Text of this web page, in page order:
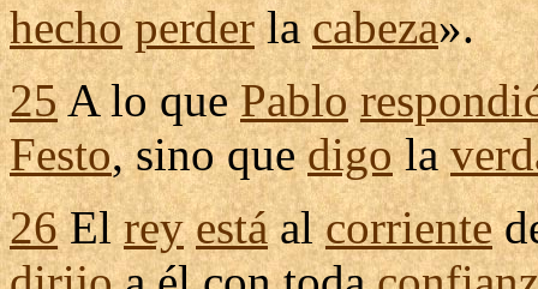
hecho perderlacabeza».
25A lo quePablo
Festo, sino quedigola
26Elrey estáalcorriente